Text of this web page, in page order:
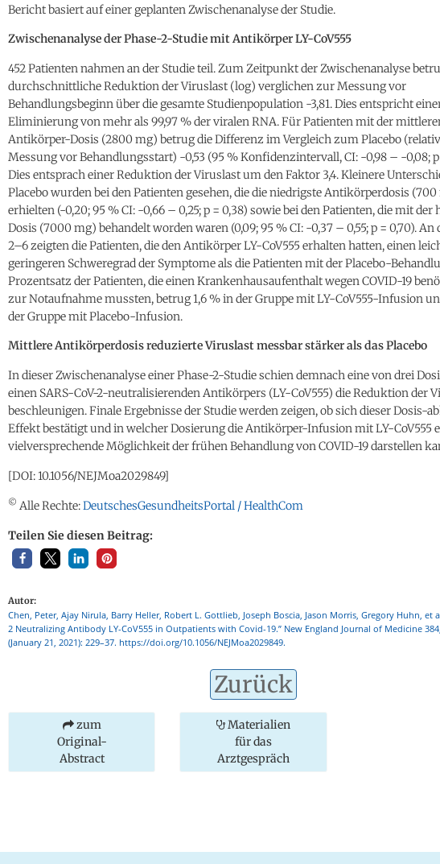
Bericht basiert auf einer geplanten Zwischenanalyse der Studie.
Zwischenanalyse der Phase-2-Studie mit Antikörper LY-CoV555
452 Patienten nahmen an der Studie teil. Zum Zeitpunkt der Zwischenanalyse
durchschnittliche Reduktion der Viruslast (log) verglichen zur Messung vor
Behandlungsbeginn über die gesamte Studienpopulation -3,81. Dies entspricht
Eliminierung von mehr als 99,97 % der viralen RNA. Für Patienten mit der
Antikörper-Dosis (2800 mg) betrug die Differenz im Vergleich zum Placebo
Messung vor Behandlungsstart) -0,53 (95 % Konfidenzintervall, CI: -0,98 – -0,08; p
Dies entsprach einer Reduktion der Viruslast um den Faktor 3,4. Kleinere
Placebo wurden bei den Patienten gesehen, die die niedrigste Antikörperdosis
erhielten (-0,20; 95 % CI: -0,66 – 0,25; p = 0,38) sowie bei den Patienten, die mit der
Dosis (7000 mg) behandelt worden waren (0,09; 95 % CI: -0,37 – 0,55; p = 0,70). An
2–6 zeigten die Patienten, die den Antikörper LY-CoV555 erhalten hatten, einen
geringeren Schweregrad der Symptome als die Patienten mit der Placebo-
Prozentsatz der Patienten, die einen Krankenhausaufenthalt wegen COVID-19
zur Notaufnahme mussten, betrug 1,6 % in der Gruppe mit LY-CoV555-Infusion
der Gruppe mit Placebo-Infusion.
Mittlere Antikörperdosis reduzierte Viruslast messbar stärker als das Placebo
In dieser Zwischenanalyse einer Phase-2-Studie schien demnach eine von drei
einen SARS-CoV-2-neutralisierenden Antikörpers (LY-CoV555) die Reduktion der
beschleunigen. Finale Ergebnisse der Studie werden zeigen, ob sich dieser Dosis-
Effekt bestätigt und in welcher Dosierung die Antikörper-Infusion mit LY-CoV555
vielversprechende Möglichkeit der frühen Behandlung von COVID-19 darstellen
[DOI: 10.1056/NEJMoa2029849]
© Alle Rechte:DeutschesGesundheitsPortal / HealthCom
Teilen Sie diesen Beitrag:
Autor:
Chen, Peter, Ajay Nirula, Barry Heller, Robert L. Gottlieb, Joseph Boscia, Jason Morris, Gregory Huhn, et
2 Neutralizing Antibody LY-CoV555 in Outpatients with Covid-19.” New England Journal of Medicine
(January 21, 2021): 229–37. https://doi.org/10.1056/NEJMoa2029849.
Zurück
zum
Original-
Abstract
Materialien
für das
Arztgespräch